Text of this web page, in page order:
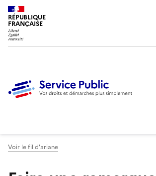
RÉPUBLIQUE
FRANÇAISE
Voir le fil d'ariane